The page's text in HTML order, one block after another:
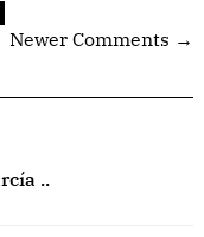
Newer Comments →
..